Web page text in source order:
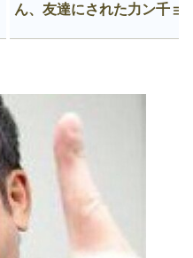
ん、友達にされた力ン千ョ